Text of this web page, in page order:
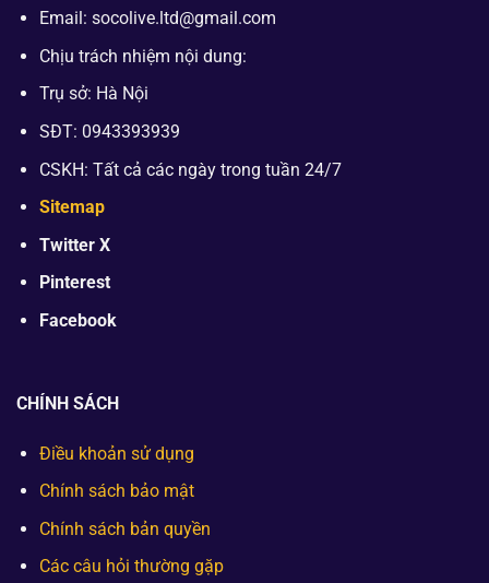
Email: socolive.ltd@gmail.com
Chịu trách nhiệm nội dung:
Trụ sở: Hà Nội
SĐT: 0943393939
CSKH: Tất cả các ngày trong tuần 24/7
Sitemap
Twitter X
Pinterest
Facebook
CHÍNH SÁCH
Điều khoản sử dụng
Chính sách bảo mật
Chính sách bản quyền
Các câu hỏi thường gặp